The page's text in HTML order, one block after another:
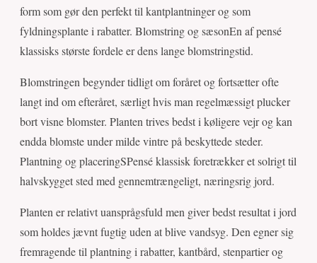
form som gør den perfekt til kantplantninger og som
fyldningsplante i rabatter. Blomstring og sæsonEn af pensé
klassisks største fordele er dens lange blomstringstid.
Blomstringen begynder tidligt om foråret og fortsætter ofte
langt ind om efteråret, særligt hvis man regelmæssigt plucker
bort visne blomster. Planten trives bedst i køligere vejr og kan
endda blomste under milde vintre på beskyttede steder.
Plantning og placeringSPensé klassisk foretrækker et solrigt til
halvskygget sted med gennemtrængeligt, næringsrig jord.
Planten er relativt uansprågsfuld men giver bedst resultat i jord
som holdes jævnt fugtig uden at blive vandsyg. Den egner sig
fremragende til plantning i rabatter, kantbård, stenpartier og